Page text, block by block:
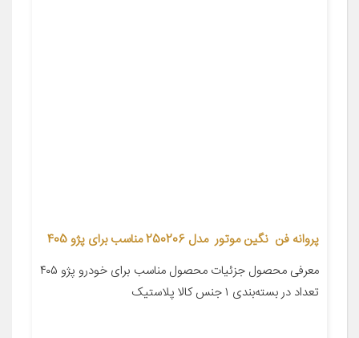
پروانه فن نگین موتور مدل 250206 مناسب برای پژو 405
معرفی محصول جزئیات محصول مناسب برای خودرو پژو ۴۰۵
تعداد در بسته‌بندی ۱ جنس کالا پلاستیک